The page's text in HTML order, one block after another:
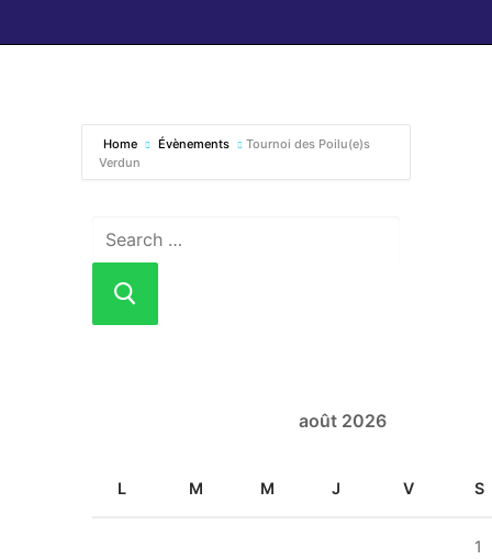
Home Évènements
Tournoi des Poilu(e)s
Verdun
août 2026
L M M J V S
1